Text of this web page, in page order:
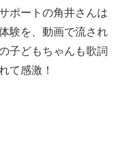
ポートの角井さんは
験を、動画で流され
子どもちゃんも歌詞
て感激！